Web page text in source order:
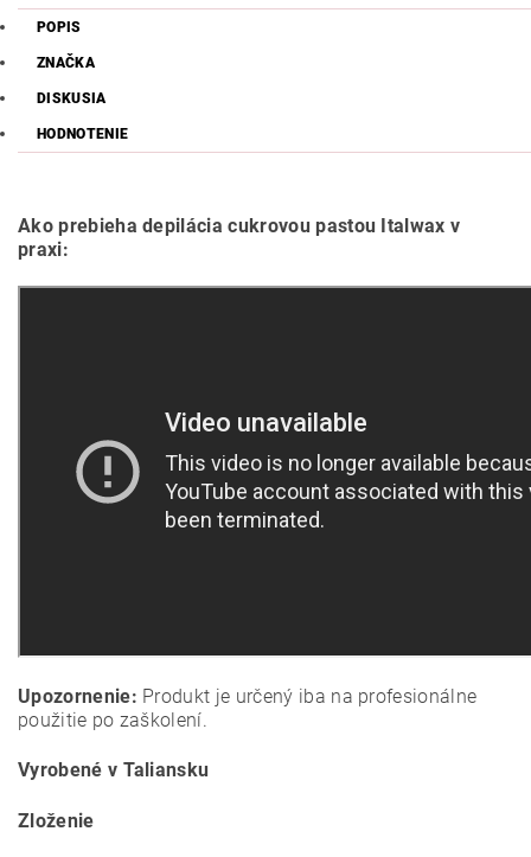
POPIS
ZNAČKA
DISKUSIA
HODNOTENIE
Ako prebieha depilácia cukrovou pastou Italwax v
praxi:
Upozornenie: Produkt je určený iba na profesionálne
použitie po zaškolení.
Vyrobené v Taliansku
Zloženie